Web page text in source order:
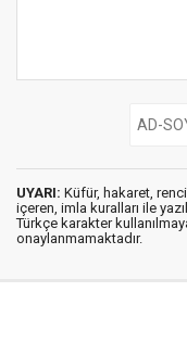
UYARI: Küfür, hakaret,
içeren, imla kuralları ile
Türkçe karakter
onaylanmamaktadır.